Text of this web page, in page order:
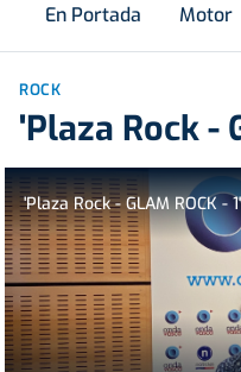
En Portada Motor
ROCK
'Plaza Rock -
'Plaza Rock - GLAM ROCK - 1'